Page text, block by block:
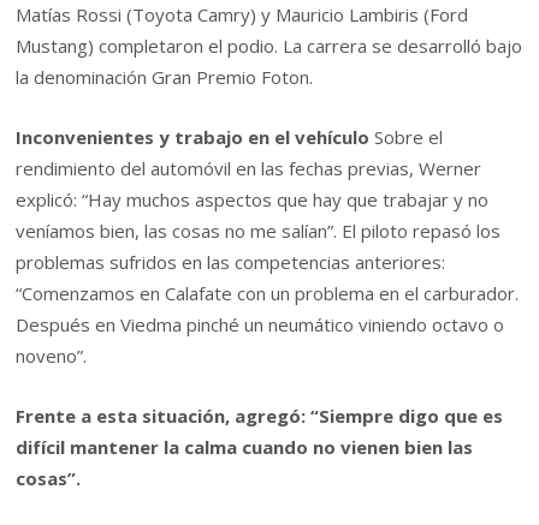
Matías Rossi (Toyota Camry) y Mauricio Lambiris (Ford
Mustang) completaron el podio. La carrera se desarrolló bajo
la denominación Gran Premio Foton.
Inconvenientes y trabajo en el vehículo Sobre el
rendimiento del automóvil en las fechas previas, Werner
explicó: “Hay muchos aspectos que hay que trabajar y no
veníamos bien, las cosas no me salían”. El piloto repasó los
problemas sufridos en las competencias anteriores:
“Comenzamos en Calafate con un problema en el carburador.
Después en Viedma pinché un neumático viniendo octavo o
noveno”.
Frente a esta situación, agregó: “Siempre digo que es
difícil mantener la calma cuando no vienen bien las
cosas”.